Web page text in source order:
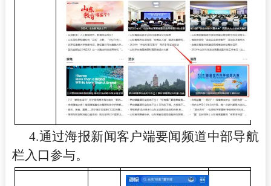
4.通过海报新闻客户端要闻频道中部导航
栏入口参与。